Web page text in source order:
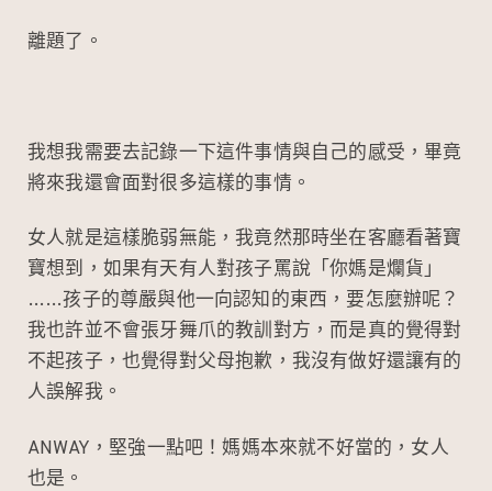
離題了。
我想我需要去記錄一下這件事情與自己的感受，畢竟
將來我還會面對很多這樣的事情。
女人就是這樣脆弱無能，我竟然那時坐在客廳看著寶
寶想到，如果有天有人對孩子罵說「你媽是爛貨」
……孩子的尊嚴與他一向認知的東西，要怎麼辦呢？
我也許並不會張牙舞爪的教訓對方，而是真的覺得對
不起孩子，也覺得對父母抱歉，我沒有做好還讓有的
人誤解我。
ANWAY，堅強一點吧！媽媽本來就不好當的，女人
也是。